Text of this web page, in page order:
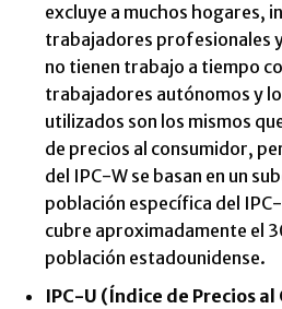
excluye a muchos hogares,
trabajadores profesionales
no tienen trabajo a tiempo
trabajadores autónomos y
utilizados son los mismos
de precios al consumidor,
del IPC-W se basan en un
población específica del
cubre aproximadamente el
población estadounidense.
IPC-U (Índice de Precios